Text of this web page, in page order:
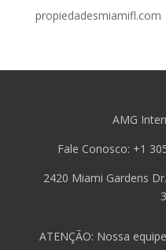
propiedadesmiamifl.com
AMG
Fale Conosco: +1
2420 Miami Gardens
ATENÇÃO: Nossa